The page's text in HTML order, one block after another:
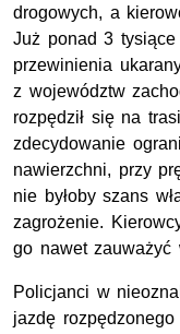
drogowych, a
Już ponad 3 tysiące
przewinienia
z województw
rozpędził się na
zdecydowanie
nawierzchni, przy
nie byłoby szans
zagrożenie.
go nawet zauważyć
Policjanci w
jazdę